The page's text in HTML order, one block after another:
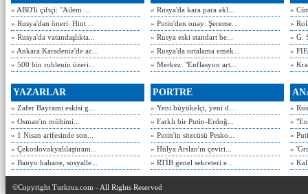
» ABD'li çiftçi: "Ailem ...
» Rusya'dan öneri: Hint ...
» Rusya'da vatandaşlıkta...
» Ankara Karadeniz'de ac...
» 500 bin rublenin üzeri...
» Rusya'da kara para akl...
» Putin'den onay: Şereme...
» Rusya eski standart be...
» Rusya'da ortalama emek...
» Merkez: "Enflasyon art...
»
»
» G.
»
»
YAZARLAR
» Zafer Bayramı eskisi g...
» Osman'ın mühimi...
» 1 Nisan arifesinde son...
» Çekoslovakyalılaştıram...
» Banyo bahane, sosyalle...
PORTRE
» Yeni büyükelçi, yeni d...
» Farklı bir Putin-Erdoğ...
» Putin'in sözcüsü Pesko...
» Hülya Arslan'ın çeviri...
» RTİB genel sekreteri e...
»
»
»
»
»
©Copyright Turkrus.com - All Rights Reserved